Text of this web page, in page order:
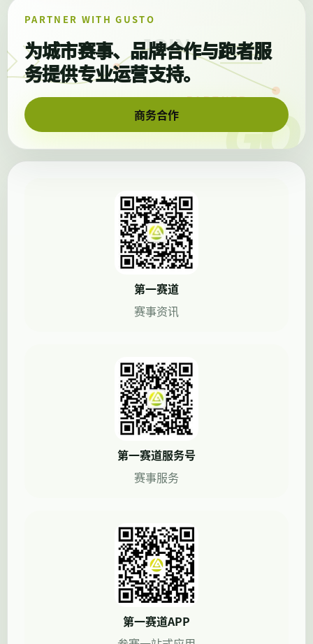
PARTNER WITH GUSTO
为城市赛事、品牌合作与跑者服
务提供专业运营支持。
商务合作
第一赛道
赛事资讯
第一赛道服务号
赛事服务
第一赛道APP